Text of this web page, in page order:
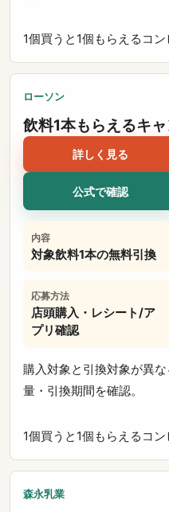
1個買うと1個もらえる コ
ローソン
飲料1本もらえるキ
詳しく見る
公式で確認
内容
対象飲料1本の無料引換
応募方法
店頭購入・レシート/ア
プリ確認
購入対象と引換対象が異
量・引換期間を確認。
1個買うと1個もらえる コ
森永乳業